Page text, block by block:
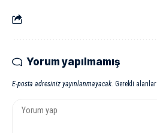
Yorum yapılmamış
E-posta adresiniz yayınlanmayacak. Gerekli alanlar